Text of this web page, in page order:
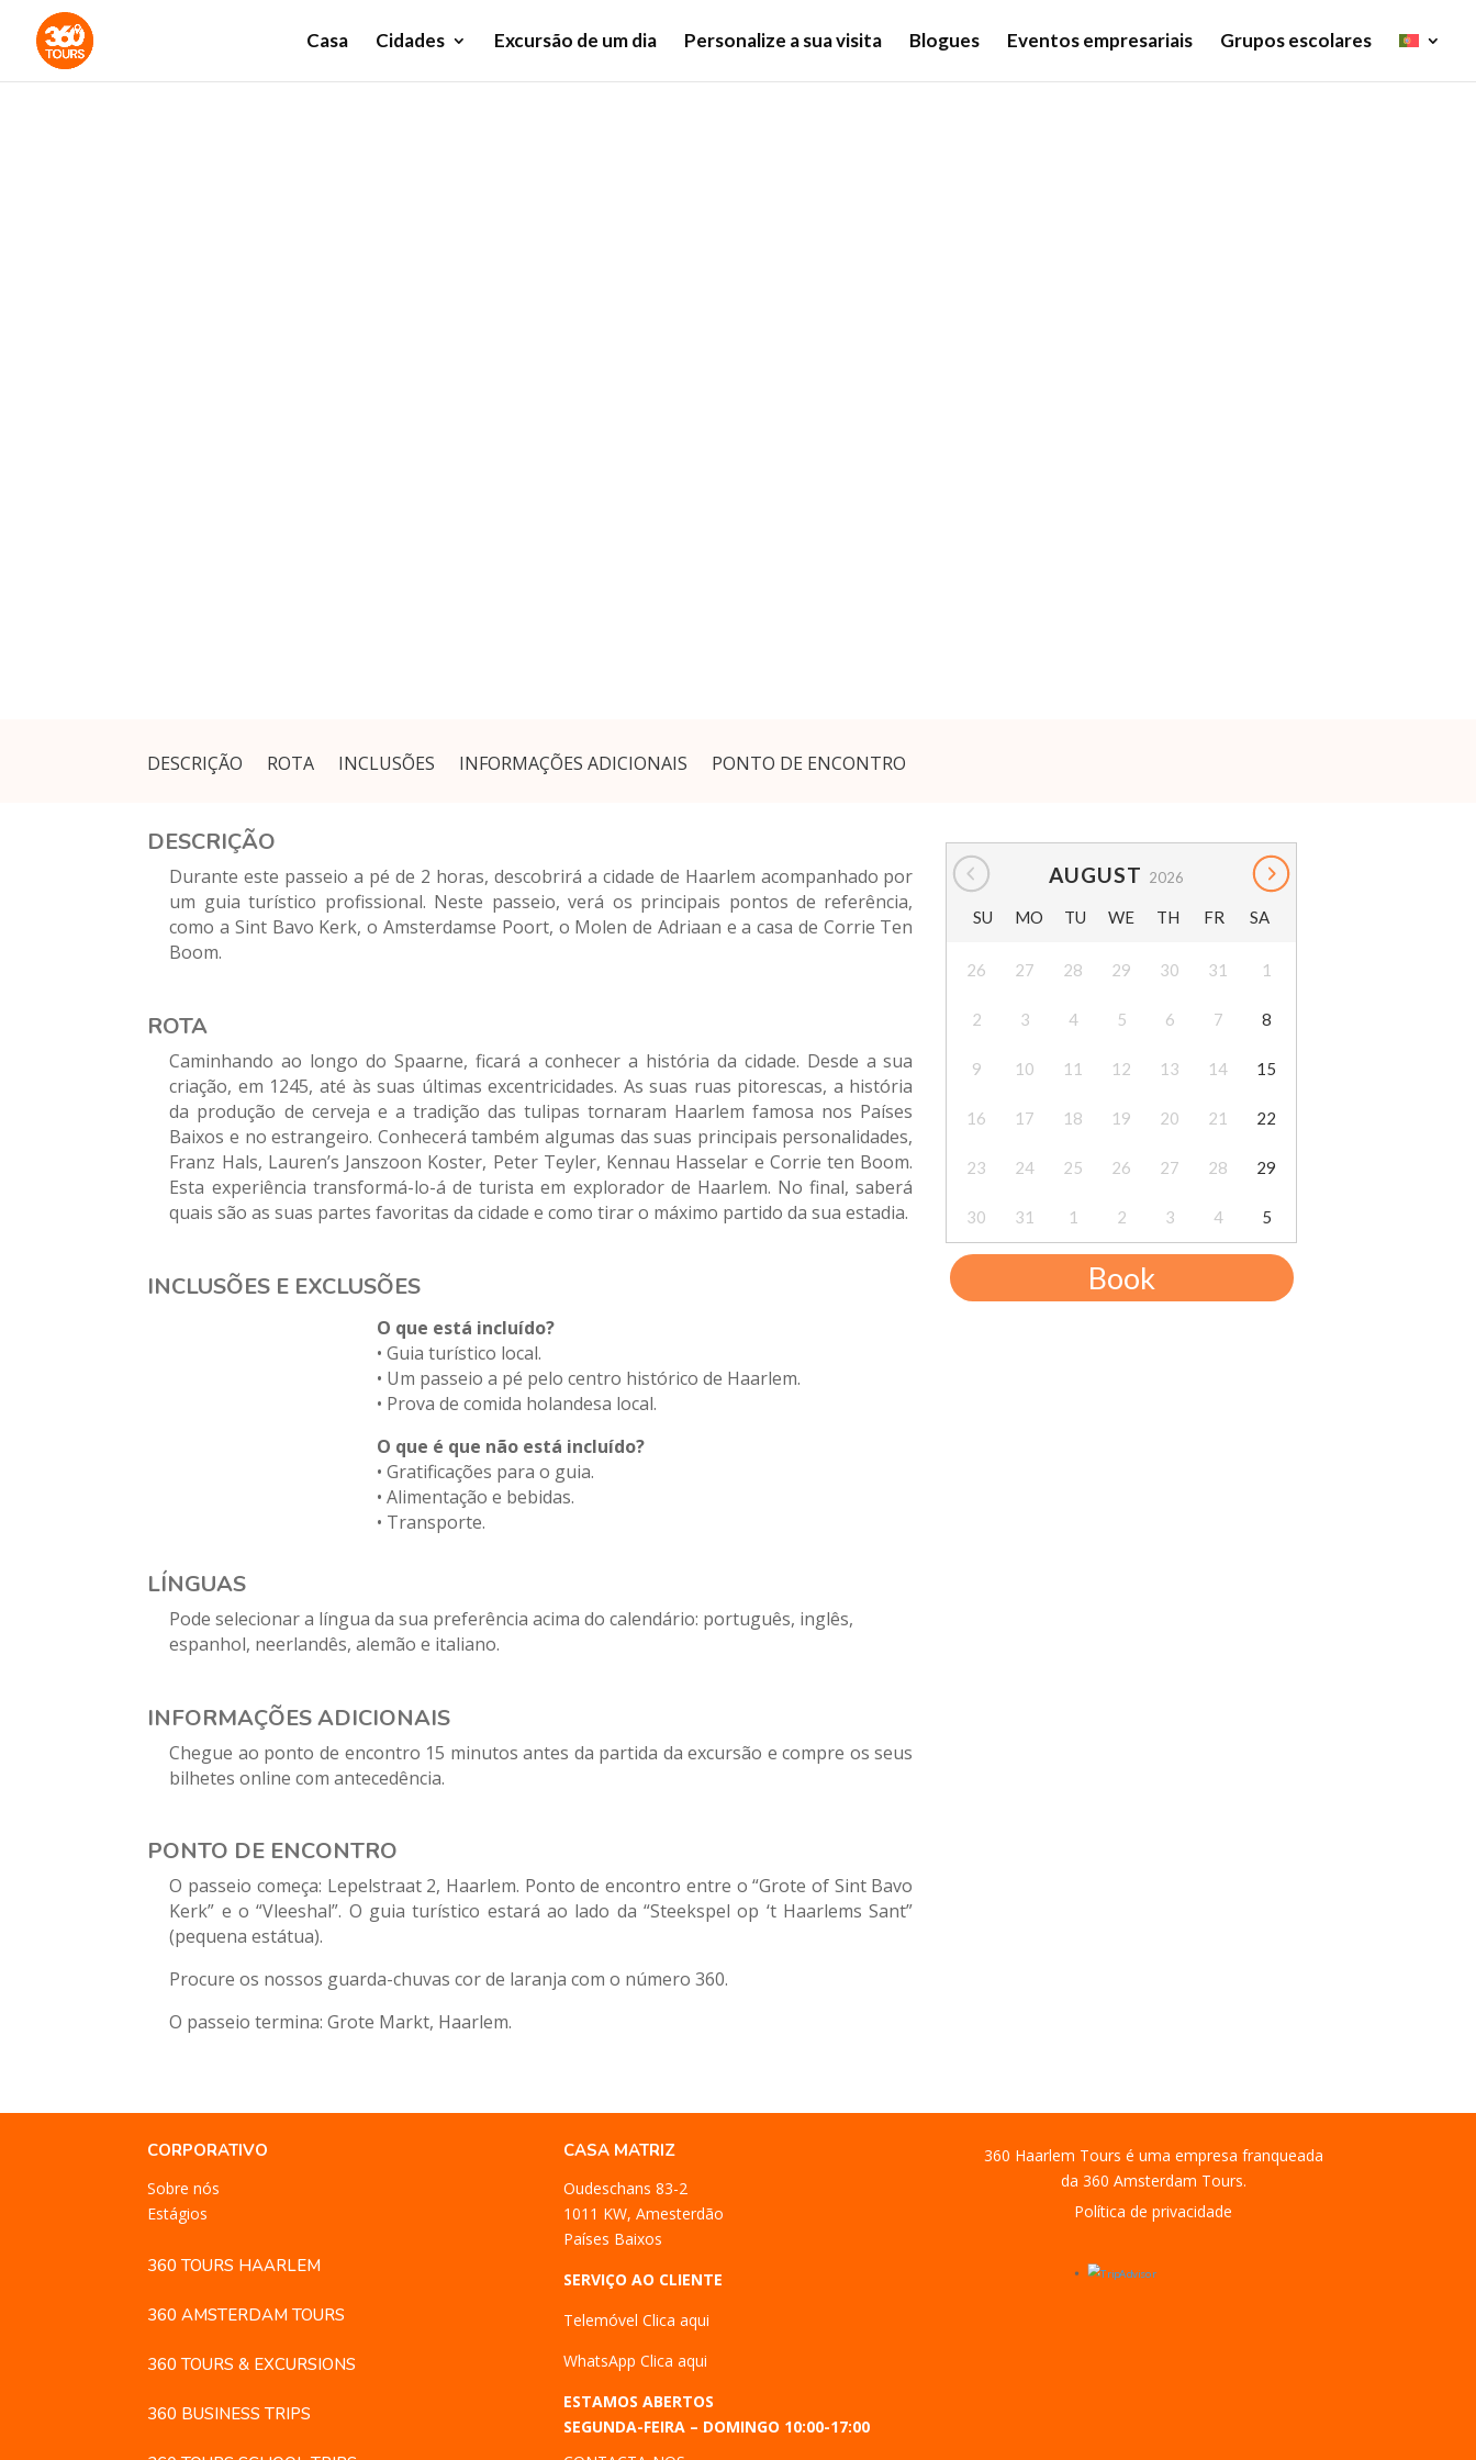
Casa Cidades Excursão de um dia Personalize a sua visita Blogues Eventos empresariais Grupos escolares
DESCRIÇÃO ROTA INCLUSÕES INFORMAÇÕES ADICIONAIS PONTO DE ENCONTRO
DESCRIÇÃO
Durante este passeio a pé de 2 horas, descobrirá a cidade de Haarlem acompanhado por
um guia turístico profissional. Neste passeio, verá os principais pontos de referência,
como a Sint Bavo Kerk, o Amsterdamse Poort, o Molen de Adriaan e a casa de Corrie Ten
Boom.
ROTA
Caminhando ao longo do Spaarne, ficará a conhecer a história da cidade. Desde a sua
criação, em 1245, até às suas últimas excentricidades. As suas ruas pitorescas, a história
da produção de cerveja e a tradição das tulipas tornaram Haarlem famosa nos Países
Baixos e no estrangeiro. Conhecerá também algumas das suas principais personalidades,
Franz Hals, Lauren’s Janszoon Koster, Peter Teyler, Kennau Hasselar e Corrie ten Boom.
Esta experiência transformá-lo-á de turista em explorador de Haarlem. No final, saberá
quais são as suas partes favoritas da cidade e como tirar o máximo partido da sua estadia.
INCLUSÕES E EXCLUSÕES
O que está incluído?
• Guia turístico local.
• Um passeio a pé pelo centro histórico de Haarlem.
• Prova de comida holandesa local.
O que é que não está incluído?
• Gratificações para o guia.
• Alimentação e bebidas.
• Transporte.
LÍNGUAS
Pode selecionar a língua da sua preferência acima do calendário: português, inglês,
espanhol, neerlandês, alemão e italiano.
INFORMAÇÕES ADICIONAIS
Chegue ao ponto de encontro 15 minutos antes da partida da excursão e compre os seus
bilhetes online com antecedência.
PONTO DE ENCONTRO
O passeio começa: Lepelstraat 2, Haarlem. Ponto de encontro entre o “Grote of Sint Bavo
Kerk” e o “Vleeshal”. O guia turístico estará ao lado da “Steekspel op ‘t Haarlems Sant”
(pequena estátua).
Procure os nossos guarda-chuvas cor de laranja com o número 360.
O passeio termina: Grote Markt, Haarlem.
AUGUST 2026
SU MO TU WE TH FR SA
26 27 28 29 30 31 1
2 3 4 5 6 7 8
9 10 11 12 13 14 15
16 17 18 19 20 21 22
23 24 25 26 27 28 29
30 31 1 2 3 4 5
Book
CORPORATIVO
Sobre nós
Estágios
360 TOURS HAARLEM
360 AMSTERDAM TOURS
360 TOURS & EXCURSIONS
360 BUSINESS TRIPS
CASA MATRIZ
Oudeschans 83-2
1011 KW, Amesterdão
Países Baixos
SERVIÇO AO CLIENTE
Telemóvel Clica aqui
WhatsApp Clica aqui
ESTAMOS ABERTOS
SEGUNDA-FEIRA – DOMINGO 10:00-17:00
360 Haarlem Tours é uma empresa franqueada
da 360 Amsterdam Tours.
Política de privacidade